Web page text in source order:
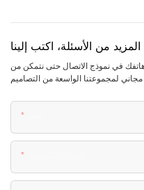
من الأسئلة، اكتب إلينا
في نموذج الاتصال حتى نتمكن من